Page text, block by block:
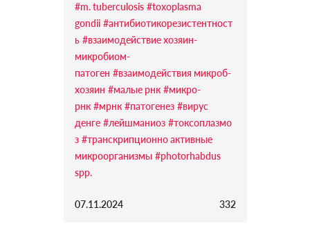
#m. tuberculosis #toxoplasma
gondii #антибиотикорезистентност
ь #взаимодействие хозяин-
микробиом-
патоген #взаимодействия микроб-
хозяин #малые рнк #микро-
рнк #мрнк #патогенез #вирус
денге #лейшманиоз #токсоплазмо
з #транскрипционно активные
микроорганизмы #photorhabdus
spp.
07.11.2024 332